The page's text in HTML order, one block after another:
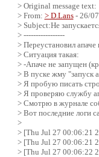
> Original message text:
> From: > D.Lans- 26/
> Subject:Не
> -----------------
> Переустановил
> Ситуация такая:
> -Апаче не запущен
> В пуске жму "запуск
> Я пробую писать
> Я проверяю службу
> Смотрю в журнале
> Вот последние логи
>
> [Thu Jul 27 00:06:21
> [Thu Jul 27 00:06:21
> [Thu Jul 27 00:06:22